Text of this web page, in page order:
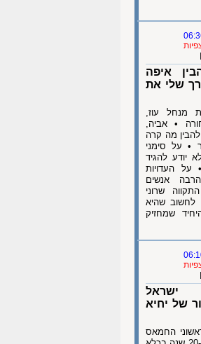
איפה
שלי את
מנחל עוז,
• אביה,
להבין מה קרה
• על סימני
יודע להגיד
העדויות
אנשים
שרוני
לחשוב שהיא
שמחזיק
ישראל
של יחיא
החמאס